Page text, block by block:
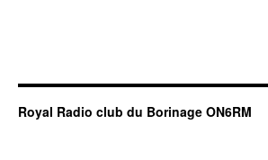
Royal Radio club du Borinage ON6RM